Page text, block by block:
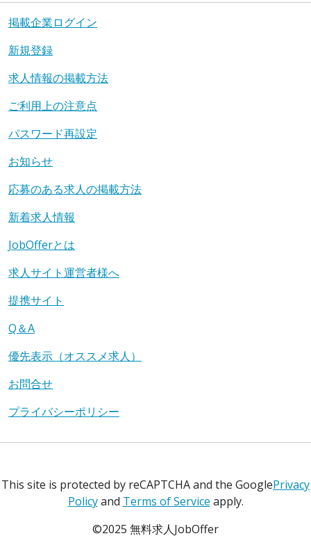
掲載企業ログイン
新規登録
求人情報の掲載方法
ご利用上の注意点
パスワード再設定
お知らせ
応募のある求人の掲載方法
新着求人情報
JobOfferとは
求人サイト運営者様へ
提携サイト
Q＆A
優先表示（オススメ求人）
お問合せ
プライバシーポリシー
This site is protected by reCAPTCHA and the GooglePrivacy
Policyand Terms of Service apply.
©2025 無料求人JobOffer